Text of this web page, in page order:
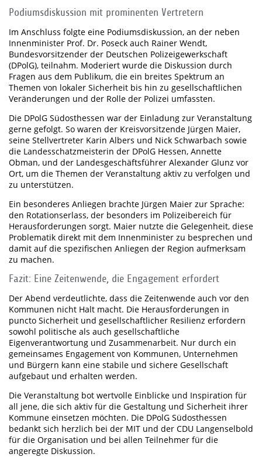
Podiumsdiskussion mit prominenten Vertretern
Im Anschluss folgte eine Podiumsdiskussion, an der neben
Innenminister Prof. Dr. Poseck auch Rainer Wendt,
Bundesvorsitzender der Deutschen Polizeigewerkschaft
(DPolG), teilnahm. Moderiert wurde die Diskussion durch
Fragen aus dem Publikum, die ein breites Spektrum an
Themen von lokaler Sicherheit bis hin zu gesellschaftlichen
Veränderungen und der Rolle der Polizei umfassten.
Die DPolG Südosthessen war der Einladung zur Veranstaltung
gerne gefolgt. So waren der Kreisvorsitzende Jürgen Maier,
seine Stellvertreter Karin Albers und Nick Schwarbach sowie
die Landesschatzmeisterin der DPolG Hessen, Annette
Obman, und der Landesgeschäftsführer Alexander Glunz vor
Ort, um die Themen der Veranstaltung aktiv zu verfolgen und
zu unterstützen.
Ein besonderes Anliegen brachte Jürgen Maier zur Sprache:
den Rotationserlass, der besonders im Polizeibereich für
Herausforderungen sorgt. Maier nutzte die Gelegenheit, diese
Problematik direkt mit dem Innenminister zu besprechen und
damit auf die spezifischen Anliegen der Region aufmerksam
zu machen.
Fazit: Eine Zeitenwende, die Engagement erfordert
Der Abend verdeutlichte, dass die Zeitenwende auch vor den
Kommunen nicht Halt macht. Die Herausforderungen in
puncto Sicherheit und gesellschaftlicher Resilienz erfordern
sowohl politische als auch gesellschaftliche
Eigenverantwortung und Zusammenarbeit. Nur durch ein
gemeinsames Engagement von Kommunen, Unternehmen
und Bürgern kann eine stabile und sichere Gesellschaft
aufgebaut und erhalten werden.
Die Veranstaltung bot wertvolle Einblicke und Inspiration für
all jene, die sich aktiv für die Gestaltung und Sicherheit ihrer
Kommune einsetzen möchten. Die DPolG Südosthessen
bedankt sich herzlich bei der MIT und der CDU Langenselbold
für die Organisation und bei allen Teilnehmer für die
angeregte Diskussion.